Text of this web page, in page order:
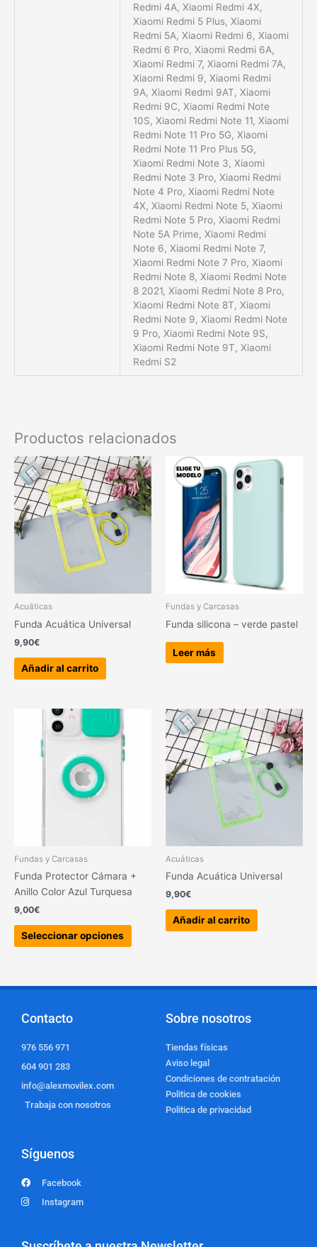
Redmi 4A, Xiaomi Redmi 4X,
Xiaomi Redmi 5 Plus, Xiaomi
Redmi 5A, Xiaomi Redmi 6, Xiaomi
Redmi 6 Pro, Xiaomi Redmi 6A,
Xiaomi Redmi 7, Xiaomi Redmi 7A,
Xiaomi Redmi 9, Xiaomi Redmi
9A, Xiaomi Redmi 9AT, Xiaomi
Redmi 9C, Xiaomi Redmi Note
10S, Xiaomi Redmi Note 11, Xiaomi
Redmi Note 11 Pro 5G, Xiaomi
Redmi Note 11 Pro Plus 5G,
Xiaomi Redmi Note 3, Xiaomi
Redmi Note 3 Pro, Xiaomi Redmi
Note 4 Pro, Xiaomi Redmi Note
4X, Xiaomi Redmi Note 5, Xiaomi
Redmi Note 5 Pro, Xiaomi Redmi
Note 5A Prime, Xiaomi Redmi
Note 6, Xiaomi Redmi Note 7,
Xiaomi Redmi Note 7 Pro, Xiaomi
Redmi Note 8, Xiaomi Redmi Note
8 2021, Xiaomi Redmi Note 8 Pro,
Xiaomi Redmi Note 8T, Xiaomi
Redmi Note 9, Xiaomi Redmi Note
9 Pro, Xiaomi Redmi Note 9S,
Xiaomi Redmi Note 9T, Xiaomi
Redmi S2
Productos relacionados
Acuáticas
Funda Acuática Universal
9,90€
Añadir al carrito
Fundas y Carcasas
Funda silicona – verde pastel
Leer más
Fundas y Carcasas
Funda Protector Cámara +
Anillo Color Azul Turquesa
9,00€
Seleccionar opciones
producto
múltiples
variantes.
en
la
producto
Acuáticas
Funda Acuática Universal
9,90€
Añadir al carrito
Contacto
976 556 971
604 901 283
info@alexmovilex.com
Trabaja con nosotros
Sobre nosotros
Tiendas físicas
Aviso legal
Condiciones de contratación
Politica de cookies
Politica de privacidad
Síguenos
Facebook
Instagram